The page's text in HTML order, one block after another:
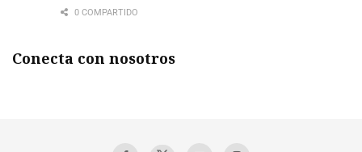
0 COMPARTIDO
Conecta con nosotros